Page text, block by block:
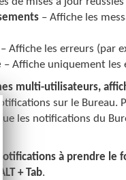
– Affiche les
– Affiche les erreurs (par
– Affiche uniquement les
multi-utilisateurs,
sur le
les notifications du
à prendre le
ALT + Tab.